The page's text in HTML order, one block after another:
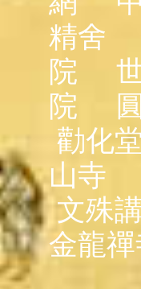
精舍
院
院
勸化堂
山寺
文殊
金龍